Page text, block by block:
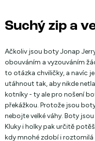
Suchý zip a
Ačkoliv jsou boty Jonap
obouváním a vyzouváním
to otázka chviličky, a navíc
utáhnout tak, aby nikde
kotníky - ty ale pro nošení
překážkou. Protože jsou
nebojte velké váhy. Boty
Kluky i holky pak určitě
kdy mnohé zdobí i